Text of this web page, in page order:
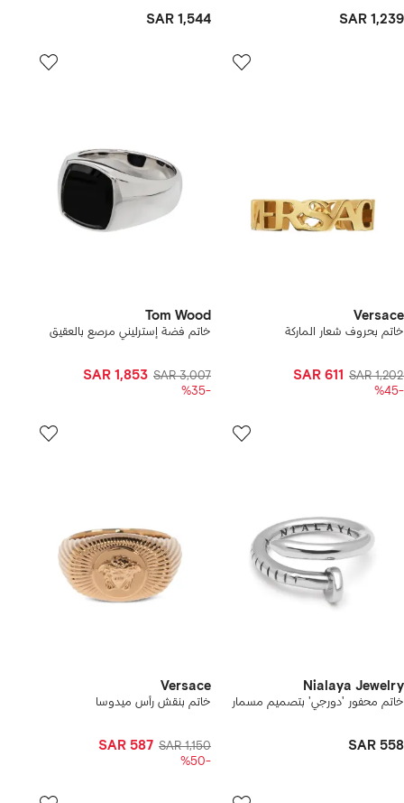
SAR 1,239
SAR 1,544
Versace
خاتم بحروف شعار الماركة
SAR 1,202
SAR 611
-%45
Tom Wood
خاتم فضة إسترليني مرصع بالعقيق
SAR 3,007
SAR 1,853
-%35
Nialaya Jewelry
خاتم محفور 'دورجي' بتصميم مسمار
SAR 558
Versace
خاتم بنقش رأس ميدوسا
SAR 1,150
SAR 587
-%50